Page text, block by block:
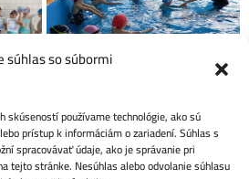
súhlas so súbormi
skúseností používame technológie, ako sú
prístup k informáciám o zariadení. Súhlas s
spracovávať údaje, ako je správanie pri
tejto stránke. Nesúhlas alebo odvolanie súhlasu